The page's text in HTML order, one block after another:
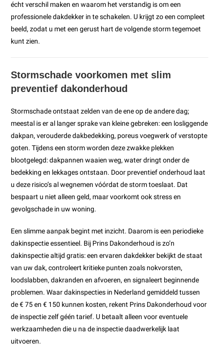
écht verschil maken en waarom het verstandig is om een
professionele dakdekker in te schakelen. U krijgt zo een compleet
beeld, zodat u met een gerust hart de volgende storm tegemoet
kunt zien.
Stormschade voorkomen met slim
preventief dakonderhoud
Stormschade ontstaat zelden van de ene op de andere dag;
meestal is er al langer sprake van kleine gebreken: een losliggende
dakpan, verouderde dakbedekking, poreus voegwerk of verstopte
goten. Tijdens een storm worden deze zwakke plekken
blootgelegd: dakpannen waaien weg, water dringt onder de
bedekking en lekkages ontstaan. Door preventief onderhoud laat
u deze risico’s al wegnemen vóórdat de storm toeslaat. Dat
bespaart u niet alleen geld, maar voorkomt ook stress en
gevolgschade in uw woning.
Een slimme aanpak begint met inzicht. Daarom is een periodieke
dakinspectie essentieel. Bij Prins Dakonderhoud is zo’n
dakinspectie altijd gratis: een ervaren dakdekker bekijkt de staat
van uw dak, controleert kritieke punten zoals nokvorsten,
loodslabben, dakranden en afvoeren, en signaleert beginnende
problemen. Waar dakinspecties in Nederland gemiddeld tussen
de € 75 en € 150 kunnen kosten, rekent Prins Dakonderhoud voor
de inspectie zelf géén tarief. U betaalt alleen voor eventuele
werkzaamheden die u na de inspectie daadwerkelijk laat
uitvoeren.